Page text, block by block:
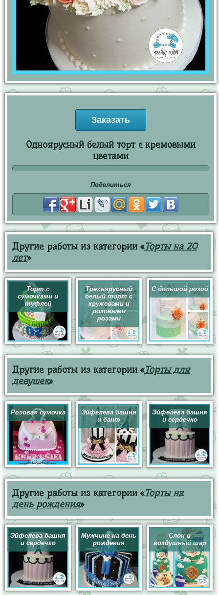
Заказать
Одноярусный белый торт с кремовыми
цветами
Поделиться
Другие работы из категории «Торты на 20
лет»
Торт с
сумочками и
туфлей
Трехъярусный
белый торт с
кружевами и
розовыми
розами
С большой розой
Другие работы из категории «Торты для
девушек»
Розовая сумочка
Эйфелева башня
и бант
Эйфелева башня
и сердечко
Другие работы из категории «Торты на
день рождения»
Эйфелева башня
и сердечко
Мужчине на день
рождения
Слон и
воздушный шар